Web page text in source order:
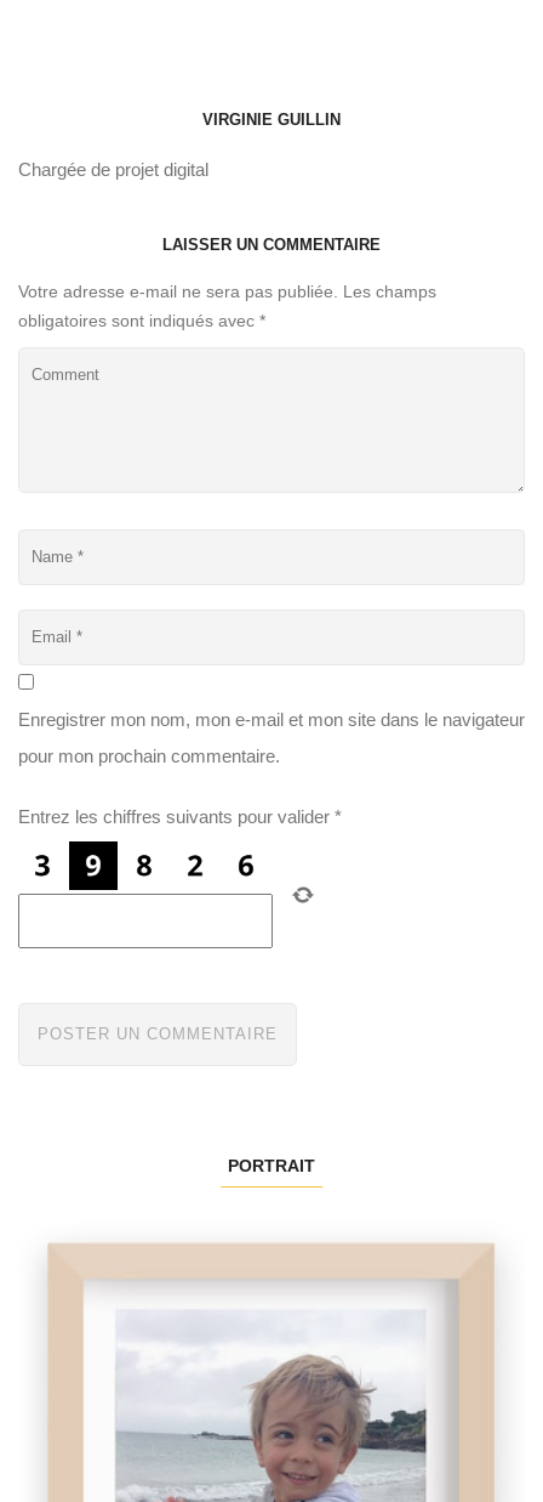
VIRGINIE GUILLIN
Chargée de projet digital
LAISSER UN COMMENTAIRE
Votre adresse e-mail ne sera pas publiée. Les champs
obligatoires sont indiqués avec *
Enregistrer mon nom, mon e-mail et mon site dans le navigateur
pour mon prochain commentaire.
Entrez les chiffres suivants pour valider *
PORTRAIT